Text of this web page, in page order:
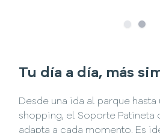
Slide
Tu día a día, más
Desde una ida al parque hasta
shopping, el Soporte Patineta
adapta a cada momento. Es